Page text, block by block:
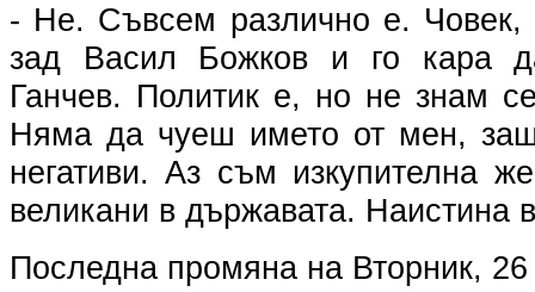
- Не. Съвсем различно е. Човек,
зад Васил Божков и го кара
Ганчев. Политик е, но не знам
Няма да чуеш името от мен,
негативи. Аз съм изкупителна
великани в държавата. Наистина
Последна промяна на Вторник,